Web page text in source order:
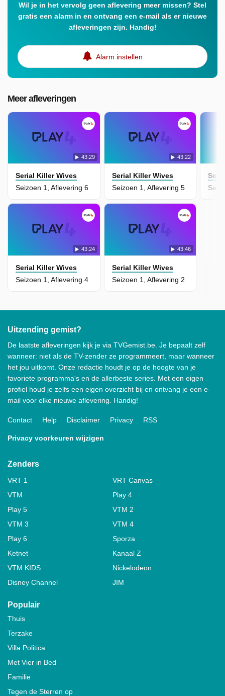
Wil je in het vervolg geen aflevering meer missen? Stel
gratis een alarm in en ontvang een e-mail als er nieuwe
afleveringen zijn. Handig!
Alarm instellen
Meer afleveringen
43:29
Serial Killer Wives
Seizoen 1, Aflevering 6
43:22
Serial Killer Wives
Seizoen 1, Aflevering 5
43:24
Serial Killer Wives
Seizoen 1, Aflevering 4
43:46
Serial Killer Wives
Seizoen 1, Aflevering 2
Uitzending gemist?
De laatste afleveringen kijk je via TVGemist.be. Je bepaalt zelf
wanneer: niet als de TV-zender ze programmeert, maar wanneer
het jou uitkomt. Onze redactie houdt je op de hoogte van je
favoriete programma's en de allerbeste series. Met een eigen
profiel houd je zelfs een eigen overzicht bij en ontvang je een e-
mail voor elke nieuwe aflevering. Handig!
Contact Help Disclaimer Privacy RSS
Privacy voorkeuren wijzigen
Zenders
VRT 1
VRT Canvas
VTM
Play 4
Play 5
VTM 2
VTM 3
VTM 4
Play 6
Sporza
Ketnet
Kanaal Z
VTM KIDS
Nickelodeon
Disney Channel
JIM
Populair
Thuis
Terzake
Villa Politica
Met Vier in Bed
Familie
Tegen de Sterren op